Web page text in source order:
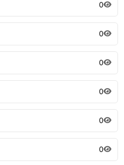
0
0
0
0
0
0